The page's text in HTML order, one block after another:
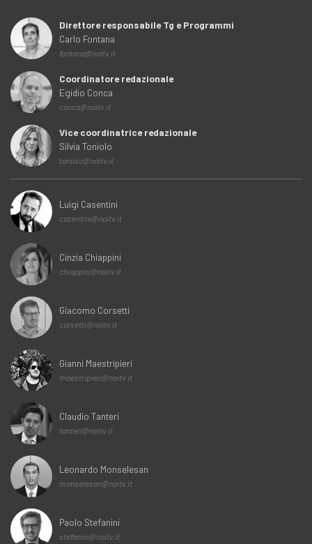
Direttore responsabile Tg e Programmi
Carlo Fontana
fontana@noitv.it
Coordinatore redazionale
Egidio Conca
conca@noitv.it
Vice coordinatrice redazionale
Silvia Toniolo
toniolo@noitv.it
Luigi Casentini
casentini@noitv.it
Cinzia Chiappini
chiappini@noitv.it
Giacomo Corsetti
corsetti@noitv.it
Gianni Maestripieri
maestripieri@noitv.it
Claudio Tanteri
tanteri@noitv.it
Leonardo Monselesan
monselesan@noitv.it
Paolo Stefanini
stefanini@noitv.it